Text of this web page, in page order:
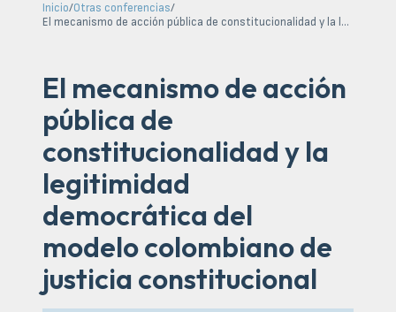
Inicio/Otras conferencias/
El mecanismo de acción pública de constitucionalidad y la legitimidad democrática del modelo colombiano de justicia constitucional
El mecanismo de acción
pública de
constitucionalidad y la
legitimidad
democrática del
modelo colombiano de
justicia constitucional